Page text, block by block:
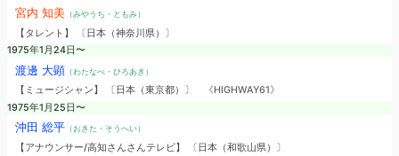
宮内 知美（みやうち・ともみ）
【タレント】 〔日本（神奈川県）〕
1975年1月24日〜
渡邊 大顕 （わたなべ・ひろあき）
【ミュージシャン】 〔日本（東京都）〕
《HIGHWAY61》
1975年1月25日〜
沖田 総平（おきた・そうへい）
【アナウンサー/高知さんさんテレビ】 〔日本（和歌山県）〕